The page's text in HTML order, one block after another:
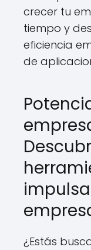
crecer tu
tiempo y
eficiencia
de
¿Estás